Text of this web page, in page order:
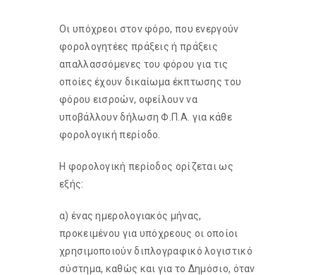
Οι υπόχρεοι στον φόρο, που ενεργούν
φορολογητέες πράξεις ή πράξεις
απαλλασσόμενες του φόρου για τις
οποίες έχουν δικαίωμα έκπτωσης του
φόρου εισροών, οφείλουν να
υποβάλλουν δήλωση Φ.Π.Α. για κάθε
φορολογική περίοδο.
Η φορολογική περίοδος ορίζεται ως
εξής:
α) ένας ημερολογιακός μήνας,
προκειμένου για υπόχρεους οι οποίοι
χρησιμοποιούν διπλογραφικό λογιστικό
σύστημα, καθώς και για το Δημόσιο, όταν